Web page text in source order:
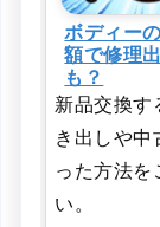
ボディー
額で修理
も？
新品交換す
き出しや中
った方法を
い。